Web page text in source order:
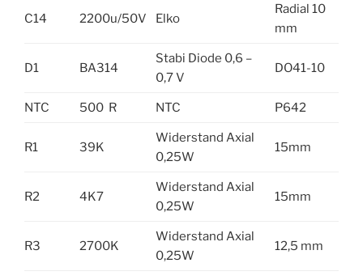
C14 2200u/50V Elko
Radial 10
mm
D1 BA314
Stabi Diode 0,6 –
0,7 V
DO41-10
NTC 500 R NTC P642
R1 39K
Widerstand Axial
0,25W
15mm
R2 4K7
Widerstand Axial
0,25W
15mm
R3 2700K
Widerstand Axial
0,25W
12,5 mm